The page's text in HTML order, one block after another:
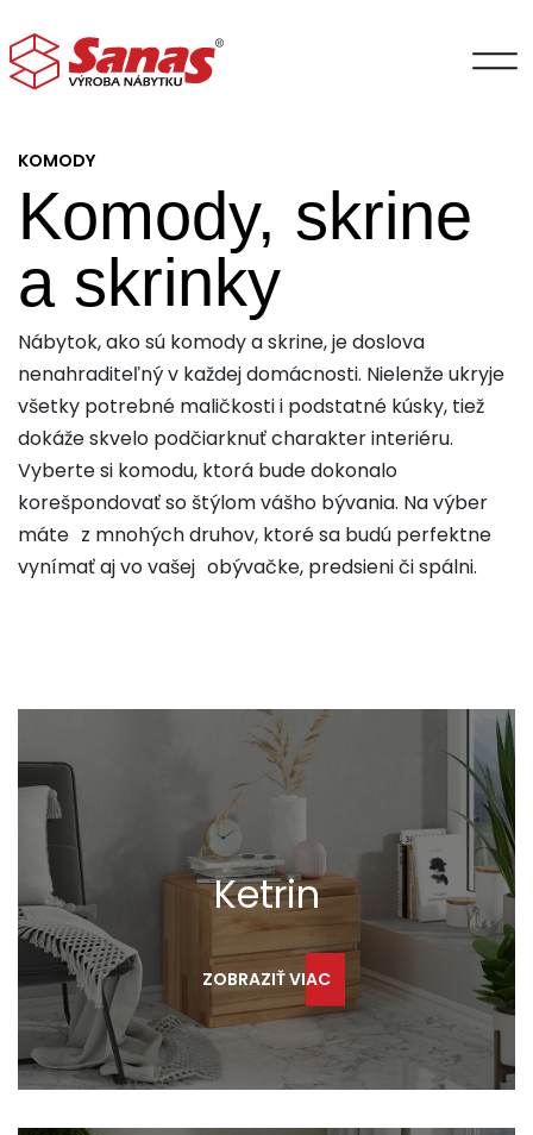
KOMODY
Komody, skrine
a skrinky
Nábytok, ako sú komody a skrine, je doslova
nenahraditeľný v každej domácnosti. Nielenže ukryje
všetky potrebné maličkosti i podstatné kúsky, tiež
dokáže skvelo podčiarknuť charakter interiéru.
Vyberte si komodu, ktorá bude dokonalo
korešpondovať so štýlom vášho bývania. Na výber
máte z mnohých druhov, ktoré sa budú perfektne
vynímať aj vo vašej obývačke, predsieni či spálni.
Ketrin
ZOBRAZIŤ VIAC